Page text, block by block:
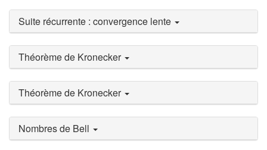
Suite récurrente : convergence lente
Théorème de Kronecker
Théorème de Kronecker
Nombres de Bell